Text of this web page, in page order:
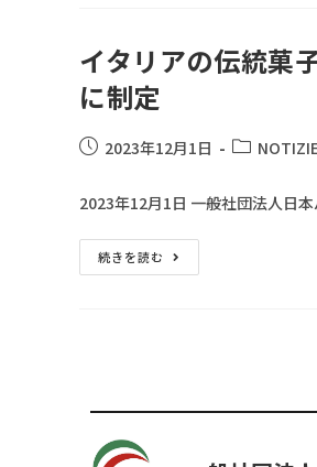
イタリアの伝統菓
に制定
2023年12月1日
2023年12月1日 一般社団法人日
続きを読む